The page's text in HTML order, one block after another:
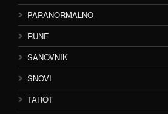
PARANORMALNO
RUNE
SANOVNIK
SNOVI
TAROT